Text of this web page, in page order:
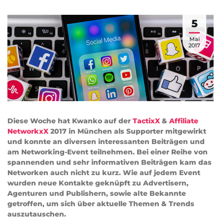
5
Mai
2017
Diese Woche hat Kwanko auf der TactixX & Affiliate
NetworkxX 2017 in München als Supporter mitgewirkt
und konnte an diversen interessanten Beiträgen und
am Networking-Event teilnehmen. Bei einer Reihe von
spannenden und sehr informativen Beiträgen kam das
Networken auch nicht zu kurz. Wie auf jedem Event
wurden neue Kontakte geknüpft zu Advertisern,
Agenturen und Publishern, sowie alte Bekannte
getroffen, um sich über aktuelle Themen & Trends
auszutauschen.